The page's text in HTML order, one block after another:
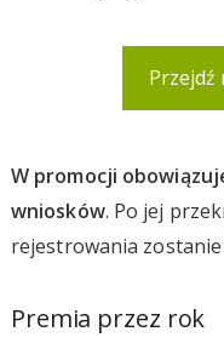
W promocji
wniosków. Po jej
rejestrowania
Premia przez rok